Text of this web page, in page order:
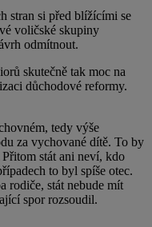
stran si před blížícími se
voličské skupiny
odmítnout.
skutečně tak moc na
důchodové reformy.
tedy výše
za vychované dítě. To by
stát ani neví, kdo
to byl spíše otec.
rodiče, stát nebude mít
spor rozsoudil.